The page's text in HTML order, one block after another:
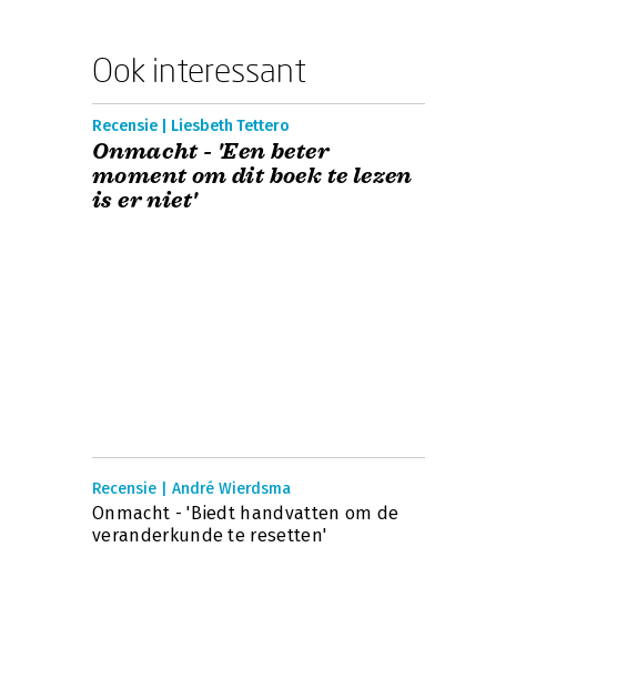
Ook interessant
Recensie | Liesbeth Tettero
Onmacht - 'Een beter
moment om dit boek te lezen
is er niet'
Recensie | André Wierdsma
Onmacht - 'Biedt handvatten om de
veranderkunde te resetten'